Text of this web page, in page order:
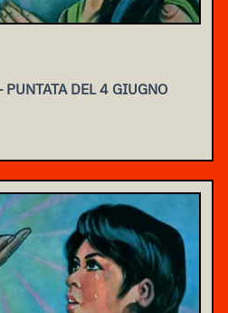
PUNTATA DEL 4 GIUGNO